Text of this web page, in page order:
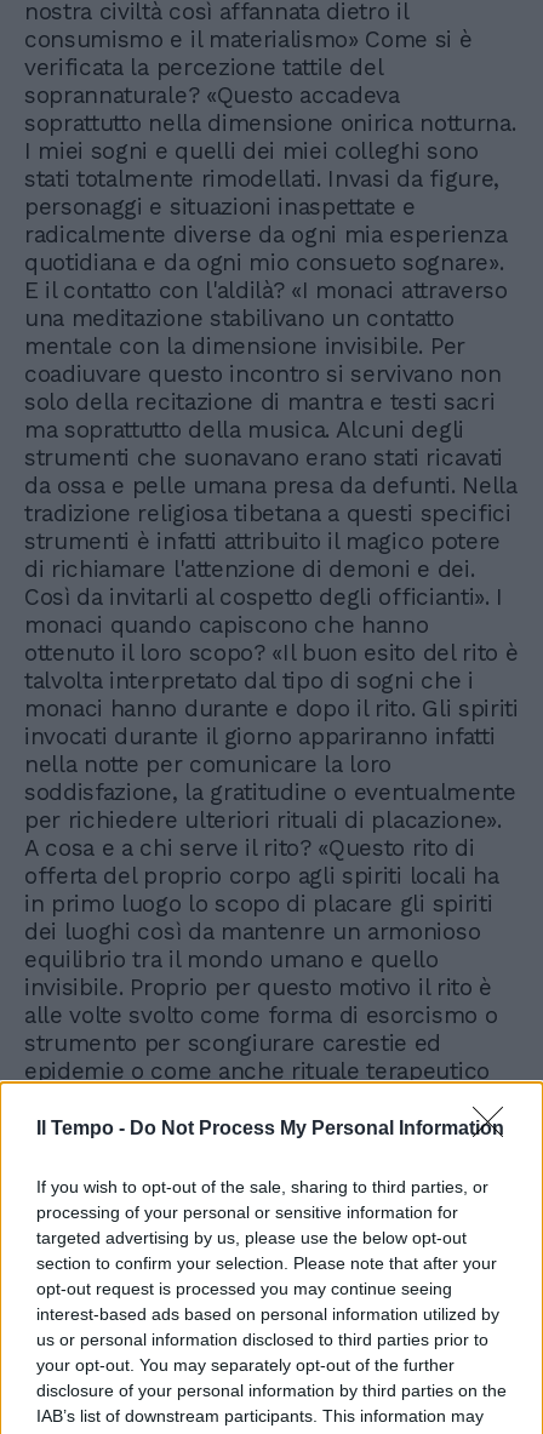
Il Tempo - Do Not Process My Personal Information
If you wish to opt-out of the sale, sharing to third parties, or
processing of your personal or sensitive information for
targeted advertising by us, please use the below opt-out
section to confirm your selection. Please note that after your
opt-out request is processed you may continue seeing
interest-based ads based on personal information utilized by
us or personal information disclosed to third parties prior to
your opt-out. You may separately opt-out of the further
disclosure of your personal information by third parties on the
IAB’s list of downstream participants. This information may
nostra civiltà così affannata dietro il
consumismo e il materialismo» Come si è
verificata la percezione tattile del
soprannaturale? «Questo accadeva
soprattutto nella dimensione onirica notturna.
I miei sogni e quelli dei miei colleghi sono
stati totalmente rimodellati. Invasi da figure,
personaggi e situazioni inaspettate e
radicalmente diverse da ogni mia esperienza
quotidiana e da ogni mio consueto sognare».
E il contatto con l'aldilà? «I monaci attraverso
una meditazione stabilivano un contatto
mentale con la dimensione invisibile. Per
coadiuvare questo incontro si servivano non
solo della recitazione di mantra e testi sacri
ma soprattutto della musica. Alcuni degli
strumenti che suonavano erano stati ricavati
da ossa e pelle umana presa da defunti. Nella
tradizione religiosa tibetana a questi specifici
strumenti è infatti attribuito il magico potere
di richiamare l'attenzione di demoni e dei.
Così da invitarli al cospetto degli officianti». I
monaci quando capiscono che hanno
ottenuto il loro scopo? «Il buon esito del rito è
talvolta interpretato dal tipo di sogni che i
monaci hanno durante e dopo il rito. Gli spiriti
invocati durante il giorno appariranno infatti
nella notte per comunicare la loro
soddisfazione, la gratitudine o eventualmente
per richiedere ulteriori rituali di placazione».
A cosa e a chi serve il rito? «Questo rito di
offerta del proprio corpo agli spiriti locali ha
in primo luogo lo scopo di placare gli spiriti
dei luoghi così da mantenre un armonioso
equilibrio tra il mondo umano e quello
invisibile. Proprio per questo motivo il rito è
alle volte svolto come forma di esorcismo o
strumento per scongiurare carestie ed
epidemie o come anche rituale terapeutico
demoni». E funziona? «Stando alle
persone del posto questo genere di rituali ha
spesso un'alta efficacia» E le medicine?
«Servono per curare i mali del corpo. Rituali
come questi invece curano i mali dell'anima».